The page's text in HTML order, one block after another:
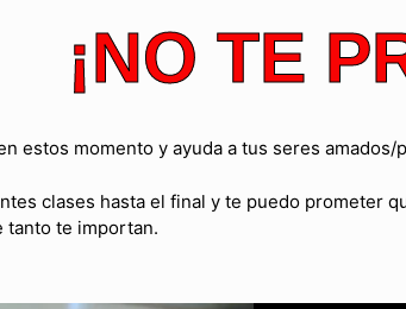
¡NO TE
estos momento y ayuda a tus seres amados/
clases hasta el final y te puedo prometer
tanto te importan.